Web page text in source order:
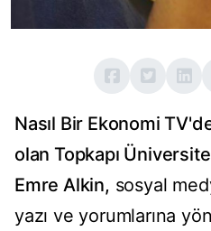
Nasıl Bir Ekonomi
olan Topkapı
Emre Alkin, sosyal
yazı ve yorumlarına